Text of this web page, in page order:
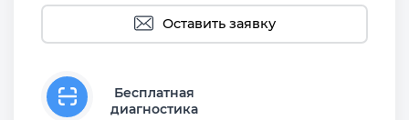
Оставить заявку
Бесплатная
диагностика